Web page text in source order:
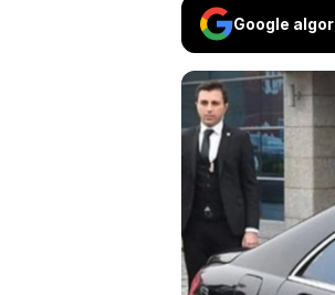
Google